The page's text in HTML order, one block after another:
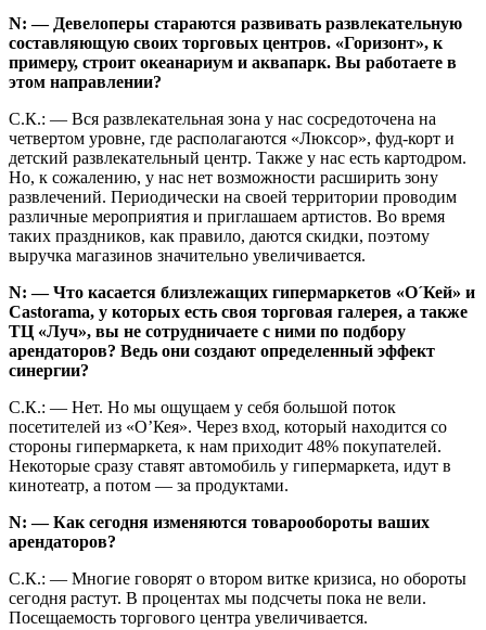
N: — Девелоперы стараются развивать развлекательную
составляющую своих торговых центров. «Горизонт», к
примеру, строит океанариум и аквапарк. Вы работаете в
этом направлении?
С.К.: — Вся развлекательная зона у нас сосредоточена на
четвертом уровне, где располагаются «Люксор», фуд-корт и
детский развлекательный центр. Также у нас есть картодром.
Но, к сожалению, у нас нет возможности расширить зону
развлечений. Периодически на своей территории проводим
различные мероприятия и приглашаем артистов. Во время
таких праздников, как правило, даются скидки, поэтому
выручка магазинов значительно увеличивается.
N: — Что касается близлежащих гипермаркетов «О´Кей» и
Castorama, у которых есть своя торговая галерея, а также
ТЦ «Луч», вы не сотрудничаете с ними по подбору
арендаторов? Ведь они создают определенный эффект
синергии?
С.К.: — Нет. Но мы ощущаем у себя большой поток
посетителей из «О’Кея». Через вход, который находится со
стороны гипермаркета, к нам приходит 48% покупателей.
Некоторые сразу ставят автомобиль у гипермаркета, идут в
кинотеатр, а потом — за продуктами.
N: — Как сегодня изменяются товарообороты ваших
арендаторов?
С.К.: — Многие говорят о втором витке кризиса, но обороты
сегодня растут. В процентах мы подсчеты пока не вели.
Посещаемость торгового центра увеличивается.